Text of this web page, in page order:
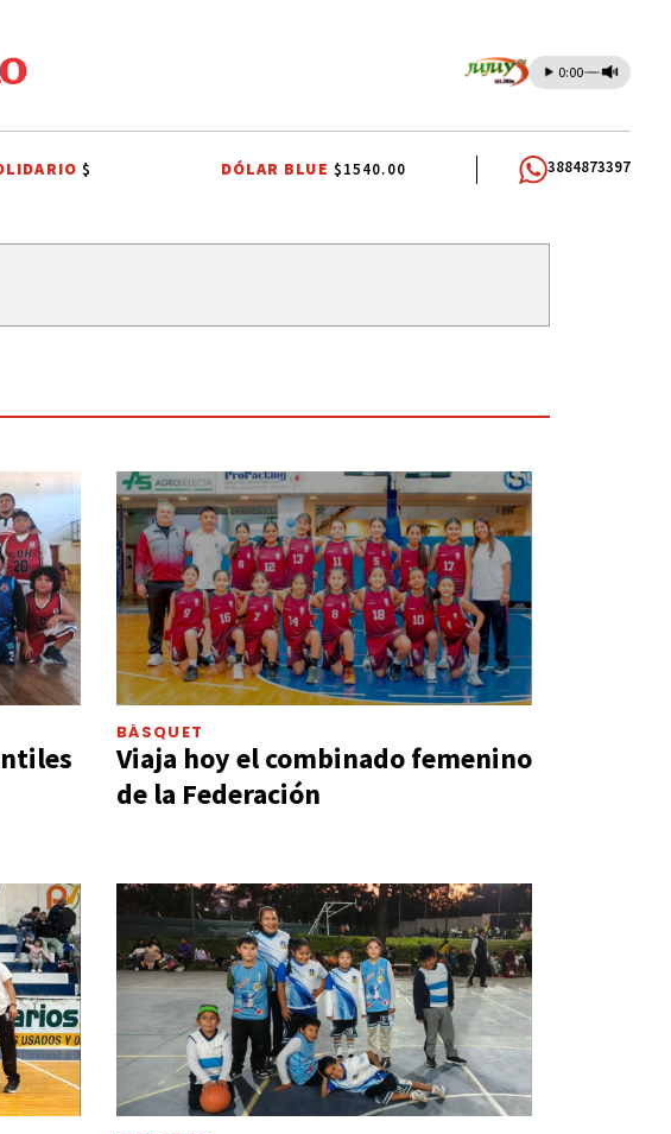
0:00
INTERNA JUSTICIALISTA INTERNA JUSTICIALISTA
$ DÓLAR BLUE $1540.00 3884873397
BÁSQUET
Viaja hoy el combinado femenino
de la Federación